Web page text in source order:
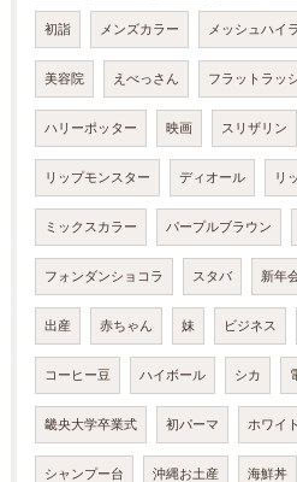
初詣 メンズカラー メッシュハイ
美容院 えべっさん フラットラッ
ハリーポッター 映画 スリザリン
リップモンスター ディオール リ
ミックスカラー パープルブラウン
フォンダンショコラ スタバ 新年
出産 赤ちゃん 妹 ビジネス
コーヒー豆 ハイボール シカ
畿央大学卒業式 初パーマ ホワイ
シャンプー台 沖縄お土産 海鮮丼